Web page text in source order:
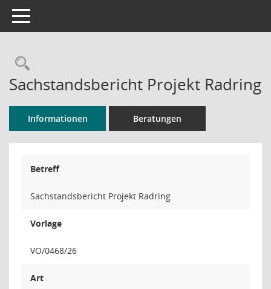
Toggle navigation
Rechercheauswahl
Sachstandsbericht Projekt Radring
Informationen Beratungen
Betreff
Sachstandsbericht Projekt Radring
Vorlage
VO/0468/26
Art